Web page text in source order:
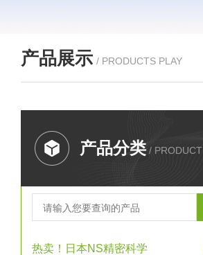
产品展示 / PRODUCTS PLAY
产品分类 / PRODUCT
热卖！日本NS精密科学